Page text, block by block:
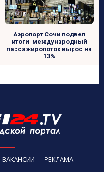
Аэропорт Сочи подвел
итоги: международный
пассажиропоток вырос на
13%
ВАКАНСИИ РЕКЛАМА